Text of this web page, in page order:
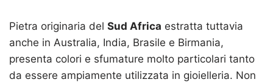
Pietra originaria del Sud Africa estratta tuttavia
anche in Australia, India, Brasile e Birmania,
presenta colori e sfumature molto particolari tanto
da essere ampiamente utilizzata in gioielleria. Non